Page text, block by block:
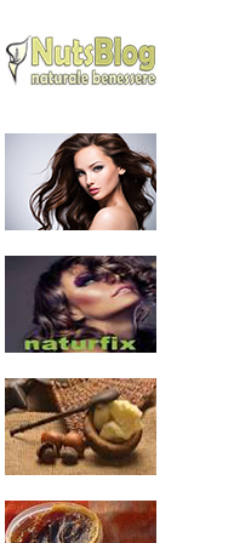
NORMATIVA PRIVACY
CONDIZIONI DI VENDITA
MAPPA DEL SITO
BUONO REGALO F.A.Q.
CANCELLA NEWSLETTER
BLOG
FREE-INFO
PIANTE
VISO